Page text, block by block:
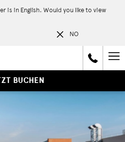
is in English. Would you like to view
NO
BUCHEN